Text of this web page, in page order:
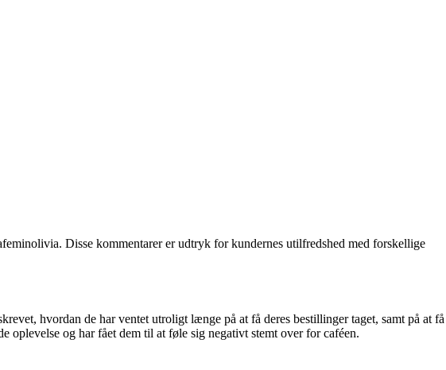
Disse kommentarer er udtryk for kundernes utilfredshed med forskellige
hvordan de har ventet utroligt længe på at få deres bestillinger taget, samt på at få
oplevelse og har fået dem til at føle sig negativt stemt over for caféen.